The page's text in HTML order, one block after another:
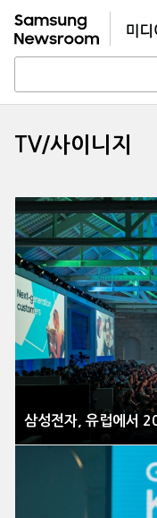
TV/사이니지
삼성전자, 유럽에서